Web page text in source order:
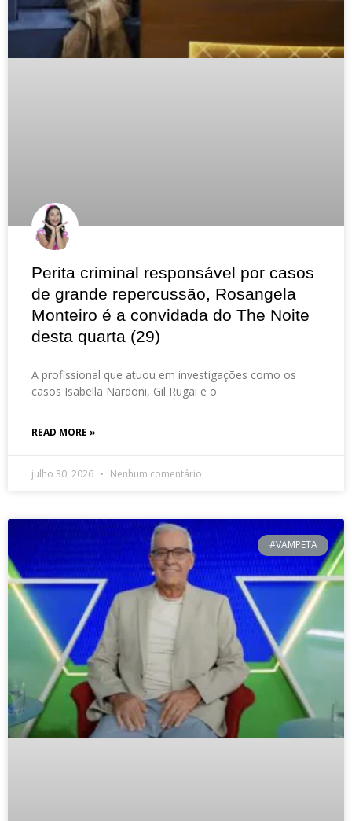
Perita criminal responsável por casos
de grande repercussão, Rosangela
Monteiro é a convidada do The Noite
desta quarta (29)
A profissional que atuou em investigações como os
casos Isabella Nardoni, Gil Rugai e o
READ MORE »
julho 30, 2026 Nenhum comentário
#VAMPETA